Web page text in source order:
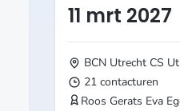
11 mrt 2027
BCN Utrecht CS
21 contacturen
Roos Gerats Eva